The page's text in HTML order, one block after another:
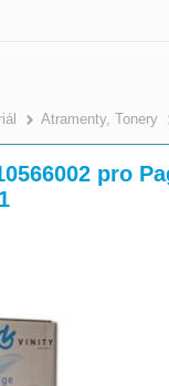
>
Atramenty, Tonery
pro